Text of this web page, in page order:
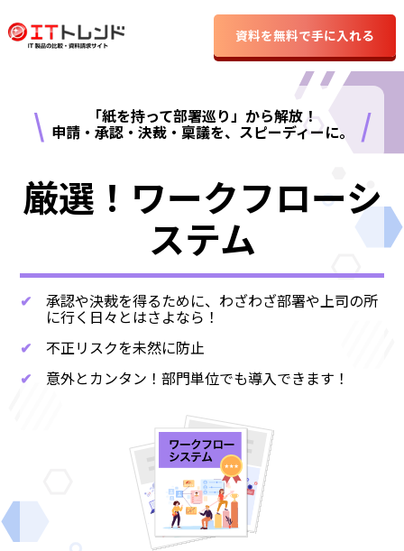
資料を無料で手に入れる
\ 「紙を持って部署巡り」から解放！
申請・承認・決裁・稟議を、スピーディーに。 /
厳選！ワークフローシ
ステム
✔ 承認や決裁を得るために、わざわざ部署や上司の所
に行く日々とはさよなら！
✔
不正リスクを未然に防止
✔
意外とカンタン！部門単位でも導入できます！